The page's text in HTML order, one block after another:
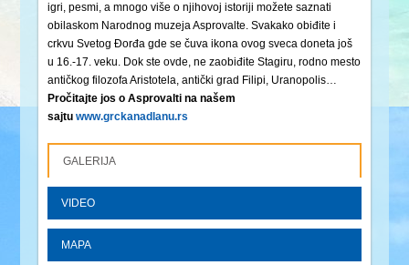
igri, pesmi, a mnogo više o njihovoj istoriji možete saznati
obilaskom Narodnog muzeja Asprovalte. Svakako obiđite i
crkvu Svetog Đorđa gde se čuva ikona ovog sveca doneta još
u 16.-17. veku. Dok ste ovde, ne zaobiđite Stagiru, rodno mesto
antičkog filozofa Aristotela, antički grad Filipi, Uranopolis…
Pročitajte jos o Asprovalti na našem
sajtuwww.grckanadlanu.rs
GALERIJA
VIDEO
MAPA